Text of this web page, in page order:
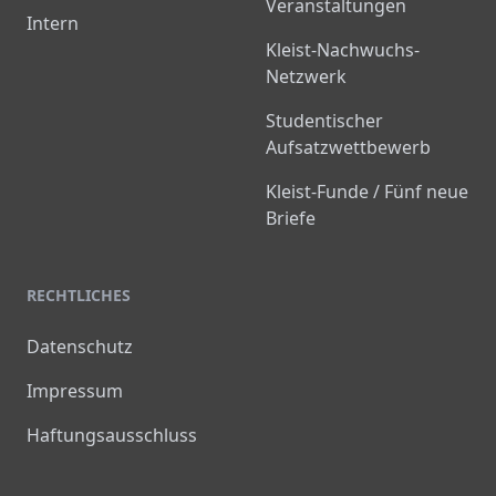
Intern
Veranstaltungen
Kleist-Nachwuchs-
Netzwerk
Studentischer
Aufsatzwettbewerb
Kleist-Funde / Fünf neue
Briefe
RECHTLICHES
Datenschutz
Impressum
Haftungsausschluss